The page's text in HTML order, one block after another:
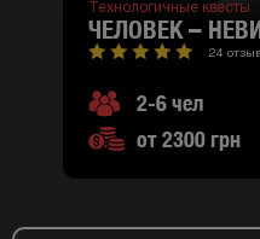
Технологичные квесты
ЧЕЛОВЕК –
24
2-6 чел
от 2300 грн